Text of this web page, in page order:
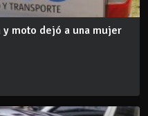
y moto dejó a una mujer